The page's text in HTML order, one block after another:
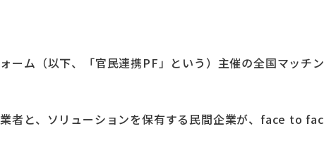
ーム（以下、「官民連携PF」という）主催の全国マッチ
者と、ソリューションを保有する民間企業が、face to